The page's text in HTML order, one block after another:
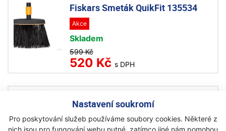
Nastavení soukromí
Pro poskytování služeb používáme soubory cookies. Některé z
nich jsou pro fungování webu nutné, zatímco jiné nám pomohou
Fiskars Smeták QuikFit 135534
Akce
Skladem
599 Kč
520 Kč s DPH
135522
Akce